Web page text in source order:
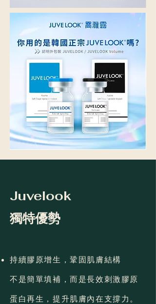
Juvelook
獨特優勢
持續膠原增生，鞏固肌膚結構
不是簡單填補，而是長效刺激膠原
蛋白再生，提升肌膚內在支撐力。